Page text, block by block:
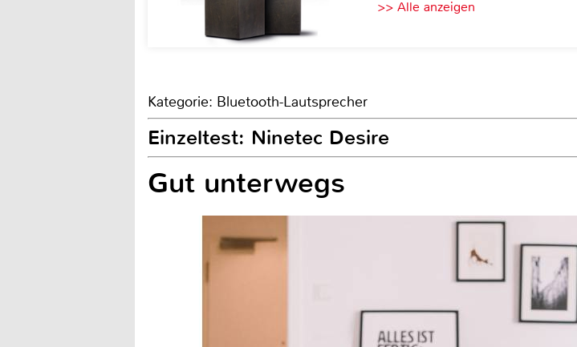
>> Alle anzeigen
Kategorie: Bluetooth-Lautsprecher
Einzeltest: Ninetec Desire
Gut unterwegs